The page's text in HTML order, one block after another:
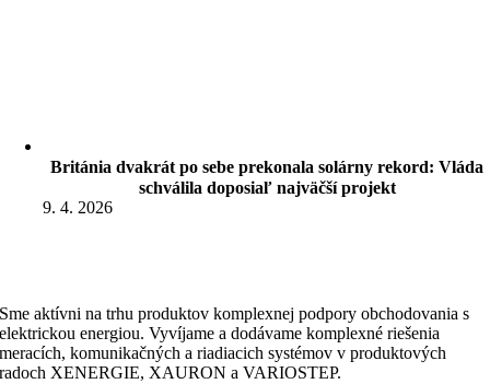
Británia dvakrát po sebe prekonala solárny rekord: Vláda
schválila doposiaľ najväčší projekt
9. 4. 2026
Sme aktívni na trhu produktov komplexnej podpory obchodovania s
elektrickou energiou. Vyvíjame a dodávame komplexné riešenia
meracích, komunikačných a riadiacich systémov v produktových
radoch XENERGIE, XAURON a VARIOSTEP.